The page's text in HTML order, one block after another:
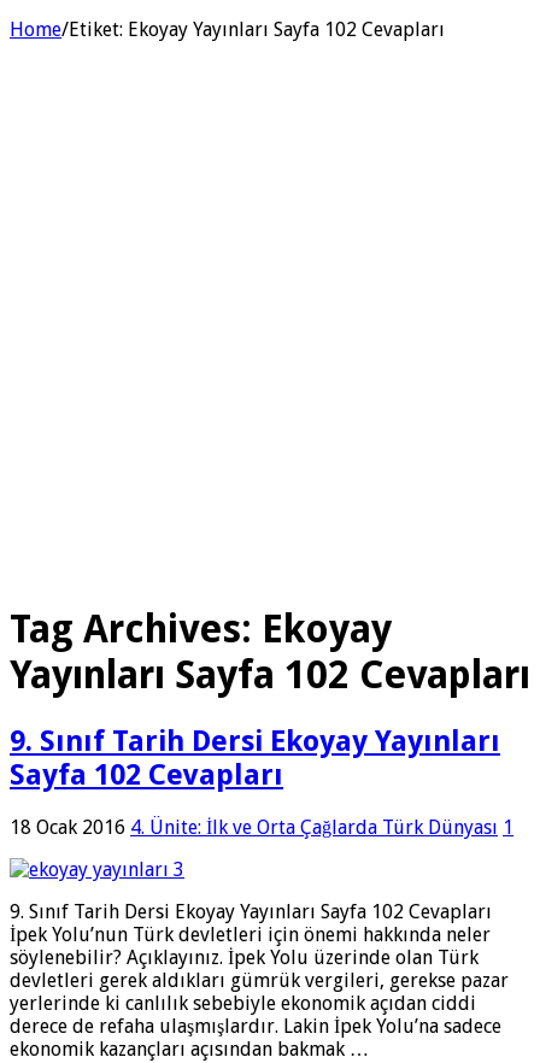
Home/Etiket: Ekoyay Yayınları Sayfa 102 Cevapları
Tag Archives: Ekoyay
Yayınları Sayfa 102 Cevapları
9. Sınıf Tarih Dersi Ekoyay Yayınları
Sayfa 102 Cevapları
18 Ocak 2016 4. Ünite: İlk ve Orta Çağlarda Türk Dünyası 1
9. Sınıf Tarih Dersi Ekoyay Yayınları Sayfa 102 Cevapları
İpek Yolu’nun Türk devletleri için önemi hakkında neler
söylenebilir? Açıklayınız. İpek Yolu üzerinde olan Türk
devletleri gerek aldıkları gümrük vergileri, gerekse pazar
yerlerinde ki canlılık sebebiyle ekonomik açıdan ciddi
derece de refaha ulaşmışlardır. Lakin İpek Yolu’na sadece
ekonomik kazançları açısından bakmak …